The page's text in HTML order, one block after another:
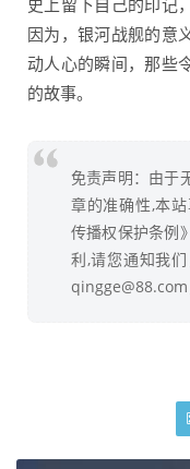
史上留下自己的印记
因为，银河战舰的
动人心的瞬间，那些
的故事。
免责声明：由于
章的准确性,本
传播权保护条例
利,请您通知我
qingge@88.com